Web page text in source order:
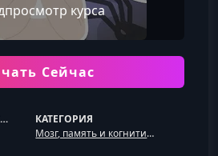
курса
Сейчас
ПРОДОЛЖИТЕЛЬНОСТЬ
КАТЕГОРИЯ
Мозг, память и когнитивные искажения